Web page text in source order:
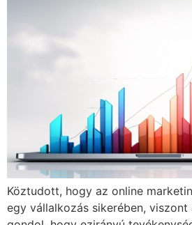
Köztudott, hogy az online
egy vállalkozás sikerében, viszont